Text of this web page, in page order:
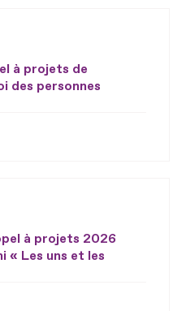
à projets de
des personnes
à projets 2026
« Les uns et les